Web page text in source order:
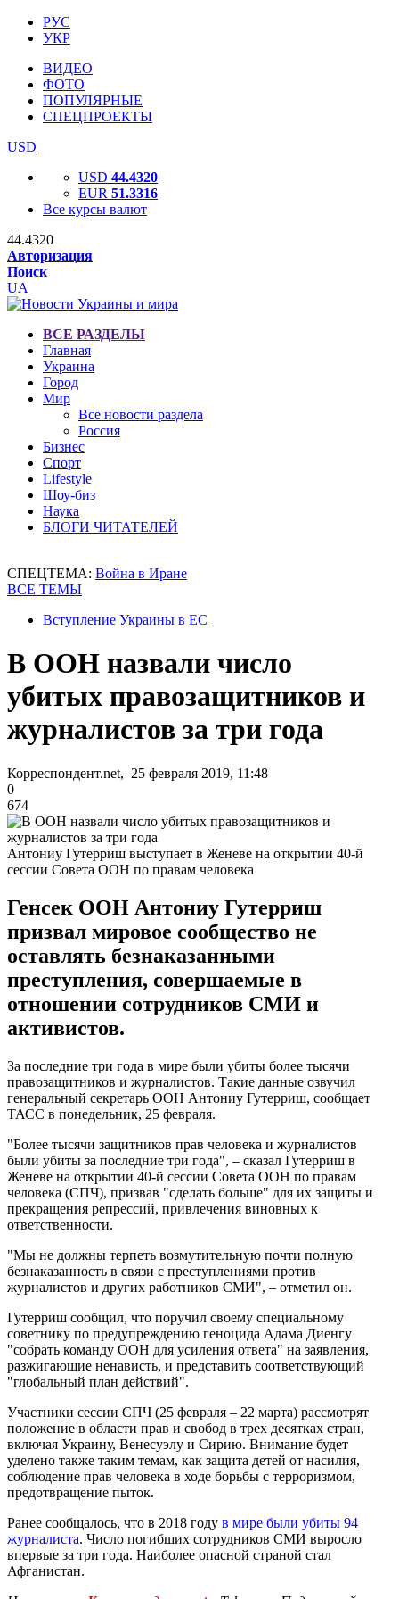
РУС
УКР
ВИДЕО
ФОТО
ПОПУЛЯРНЫЕ
СПЕЦПРОЕКТЫ
USD
USD 44.4320
EUR 51.3316
Все курсы валют
44.4320
Авторизация
Поиск
UA
ВСЕ РАЗДЕЛЫ
Главная
Украина
Город
Мир
Все новости раздела
Россия
Бизнес
Спорт
Lifestyle
Шоу-биз
Наука
БЛОГИ ЧИТАТЕЛЕЙ
СПЕЦТЕМА: Война в Иране
ВСЕ ТЕМЫ
Вступление Украины в ЕС
В ООН назвали число
убитых правозащитников и
журналистов за три года
Корреспондент.net, 25 февраля 2019, 11:48
0
674
Антониу Гутерриш выступает в Женеве на открытии 40-й
сессии Совета ООН по правам человека
Генсек ООН Антониу Гутерриш
призвал мировое сообщество не
оставлять безнаказанными
преступления, совершаемые в
отношении сотрудников СМИ и
активистов.
За последние три года в мире были убиты более тысячи
правозащитников и журналистов. Такие данные озвучил
генеральный секретарь ООН Антониу Гутерриш, сообщает
ТАСС в понедельник, 25 февраля.
"Более тысячи защитников прав человека и журналистов
были убиты за последние три года", – сказал Гутерриш в
Женеве на открытии 40-й сессии Совета ООН по правам
человека (СПЧ), призвав "сделать больше" для их защиты и
прекращения репрессий, привлечения виновных к
ответственности.
"Мы не должны терпеть возмутительную почти полную
безнаказанность в связи с преступлениями против
журналистов и других работников СМИ", – отметил он.
Гутерриш сообщил, что поручил своему специальному
советнику по предупреждению геноцида Адама Диенгу
"собрать команду ООН для усиления ответа" на заявления,
разжигающие ненависть, и представить соответствующий
"глобальный план действий".
Участники сессии СПЧ (25 февраля – 22 марта) рассмотрят
положение в области прав и свобод в трех десятках стран,
включая Украину, Венесуэлу и Сирию. Внимание будет
уделено также таким темам, как защита детей от насилия,
соблюдение прав человека в ходе борьбы с терроризмом,
предотвращение пыток.
Ранее сообщалось, что в 2018 году в мире были убиты 94
журналиста. Число погибших сотрудников СМИ выросло
впервые за три года. Наиболее опасной страной стал
Афганистан.